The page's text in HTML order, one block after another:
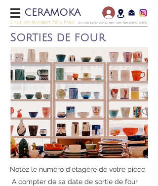
CERAMOKA
2 rue Sgt Maginot 75016 PariS jeu-ven 14h30-20h30, mer-sam-dim 10h30-20h30
Sorties de four
Notez le numéro d'étagère de votre pièce.
A compter de sa date de sortie de four,